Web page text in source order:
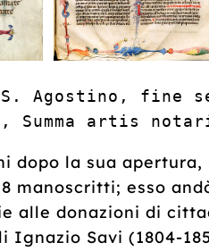
Agostino, fine
Summa artis
dopo la sua
manoscritti; esso
alle donazioni di
Savi (1804-